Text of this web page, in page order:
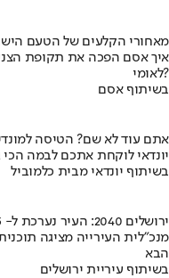
מאחורי הקלעים של הטעם
לאומי?
בשיתוף אסם
אתם עוד לא שם? הטיסה
יונדאי לוקחת אתכם לבמה הכי
בשיתוף יונדאי מבית כלמוביל
ירושלים 2040: העיר נערכת ל- 1.5 מליון תושבים
מנכ"לית העירייה מציגה
הבא
בשיתוף עיריית ירושלים